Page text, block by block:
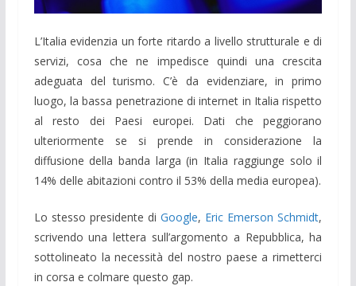
L’Italia evidenzia un forte ritardo a livello strutturale e di
servizi, cosa che ne impedisce quindi una crescita
adeguata del turismo. C’è da evidenziare, in primo
luogo, la bassa penetrazione di internet in Italia rispetto
al resto dei Paesi europei. Dati che peggiorano
ulteriormente se si prende in considerazione la
diffusione della banda larga (in Italia raggiunge solo il
14% delle abitazioni contro il 53% della media europea).
Lo stesso presidente diGoogle, Eric Emerson Schmidt,
scrivendo una lettera sull’argomento a Repubblica, ha
sottolineato la necessità del nostro paese a rimetterci
in corsa e colmare questo gap.